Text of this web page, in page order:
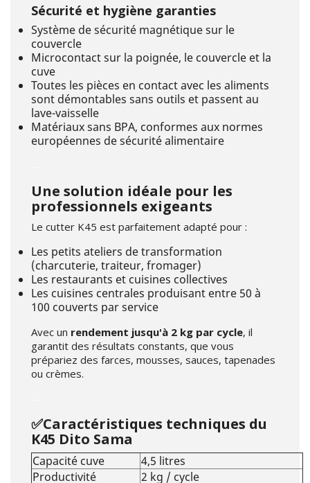
Sécurité et hygiène garanties
Système de sécurité magnétique sur le
couvercle
Microcontact sur la poignée, le couvercle et la
cuve
Toutes les pièces en contact avec les aliments
sont démontables sans outils et passent au
lave-vaisselle
Matériaux sans BPA, conformes aux normes
européennes de sécurité alimentaire
Une solution idéale pour les
professionnels exigeants
Le cutter K45 est parfaitement adapté pour :
Les petits ateliers de transformation
(charcuterie, traiteur, fromager)
Les restaurants et cuisines collectives
Les cuisines centrales produisant entre 50 à
100 couverts par service
Avec un rendement jusqu'à 2 kg par cycle, il
garantit des résultats constants, que vous
prépariez des farces, mousses, sauces, tapenades
ou crèmes.
✅Caractéristiques techniques du
K45 Dito Sama
Capacité cuve
4,5 litres
Productivité
2 kg / cycle